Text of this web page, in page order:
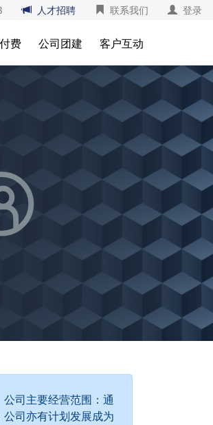
人才招聘 联系我们 登录
费 公司团建 客户互动
司主要经营范围：通
司亦有计划发展成为